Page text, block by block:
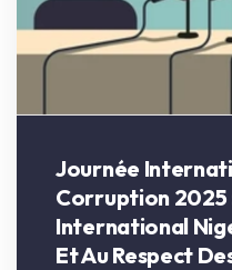
Journée
Corruption 2025
International
Et Au Respect